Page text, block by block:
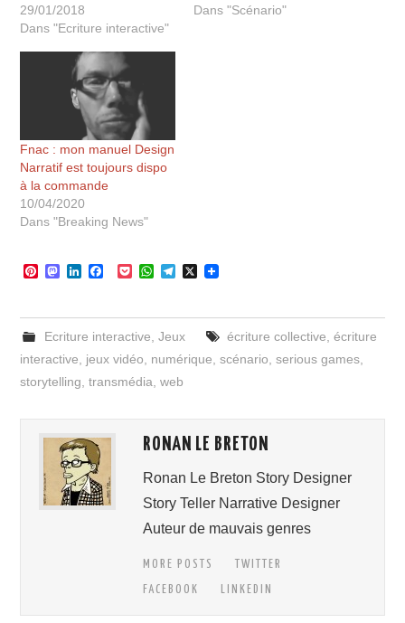
29/01/2018
Dans "Ecriture interactive"
Dans "Scénario"
Fnac : mon manuel Design
Narratif est toujours dispo
à la commande
10/04/2020
Dans "Breaking News"
P
t
e
e
t
M
t
o
d
o
L
k
d
e
o
o
P
k
e
t
W
t
s
A
p
T
e
r
a
X
Ecriture interactive Jeux écriture collective écriture
interactive
jeux vidéo numérique ,scénario ,serious games
storytelling ,transmédia ,web
RONAN LE BRETON
Ronan Le Breton Story Designer
Story Teller Narrative Designer
Auteur de mauvais genres
MORE POSTS
TWITTER
FACEBOOK
LINKEDIN